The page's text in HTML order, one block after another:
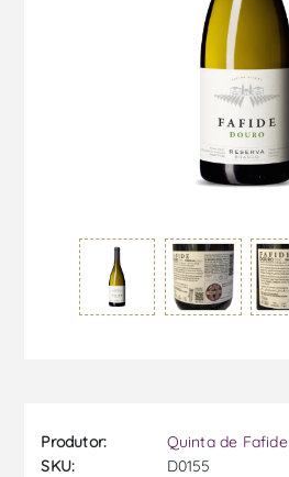
Produtor:
Quinta de Fafide
SKU:
D0155